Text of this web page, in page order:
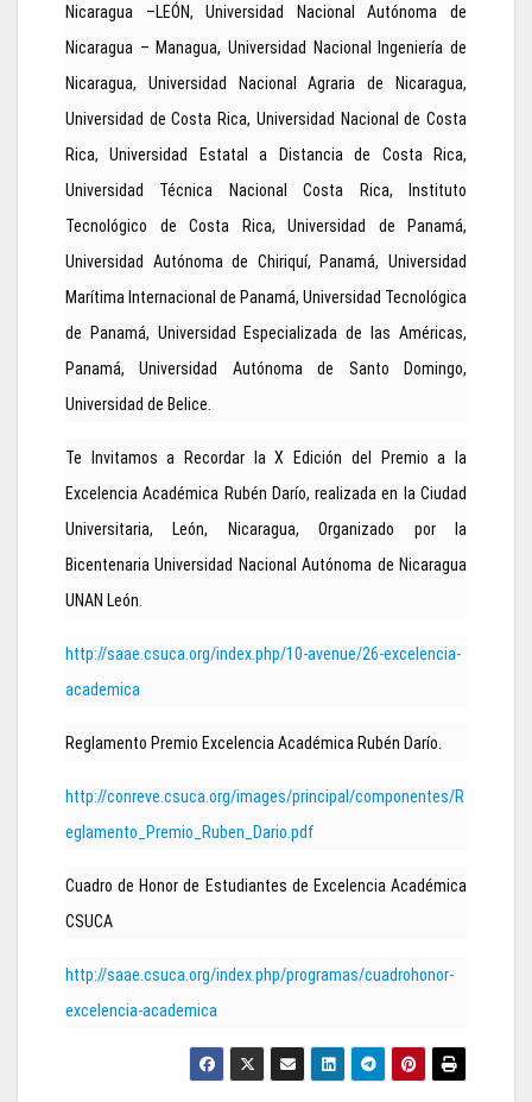
Nicaragua –LEÓN, Universidad Nacional Autónoma de
Nicaragua – Managua, Universidad Nacional Ingeniería de
Nicaragua, Universidad Nacional Agraria de Nicaragua,
Universidad de Costa Rica, Universidad Nacional de Costa
Rica, Universidad Estatal a Distancia de Costa Rica,
Universidad Técnica Nacional Costa Rica, Instituto
Tecnológico de Costa Rica, Universidad de Panamá,
Universidad Autónoma de Chiriquí, Panamá, Universidad
Marítima Internacional de Panamá, Universidad Tecnológica
de Panamá, Universidad Especializada de las Américas,
Panamá, Universidad Autónoma de Santo Domingo,
Universidad de Belice.
Te Invitamos a Recordar la X Edición del Premio a la
Excelencia Académica Rubén Darío, realizada en la Ciudad
Universitaria, León, Nicaragua, Organizado por la
Bicentenaria Universidad Nacional Autónoma de Nicaragua
UNAN León.
http://saae.csuca.org/index.php/10-avenue/26-excelencia-
academica
Reglamento Premio Excelencia Académica Rubén Darío.
http://conreve.csuca.org/images/principal/componentes/R
eglamento_Premio_Ruben_Dario.pdf
Cuadro de Honor de Estudiantes de Excelencia Académica
CSUCA
http://saae.csuca.org/index.php/programas/cuadrohonor-
excelencia-academica